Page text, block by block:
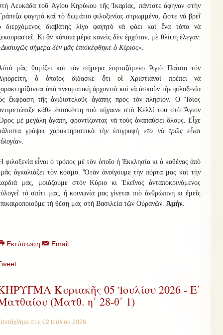
Λευκάδα τοῦ Ἁγίου Κηρύκου τῆς Ἰκαρίας, πάντοτε ἄφηναν στὴν
φαγητὸ καὶ τὸ δωμάτιο φιλοξενίας στρωμμένο, ὥστε νὰ βρεῖ
διερχόμενος διαβάτης λίγο φαγητὸ νὰ φάει καὶ ἕνα τόπο νὰ
Κι ἂν κάποια μέρα κανεὶς δὲν ἐρχόταν, μὲ θλίψη ἔλεγαν:
σήμερα δὲν μᾶς ἐπισκέφθηκε ὁ Κύριος».
μᾶς θυμίζει καὶ τὸν σήμερα ἑορταζόμενο Ἅγιὸ Παΐσιο τόν
ὁ ὁποῖος δίδασκε ὅτι οἱ Χριστιανοὶ πρέπει νὰ
ἀπὸ πνευματικὴ ἀρχοντιὰ καὶ νὰ ἀσκοῦν τὴν φιλοξενία
ἔκφραση τῆς ἀνιδιοτελοῦς ἀγάπης πρὸς τὸν πλησίον. Ὁ Ἴδιος
κάθε ἐπισκέπτη ποὺ πήγαινε στὸ Κελλί του στὸ Ἅγιον
μὲ μεγάλη ἀγάπη, φροντίζοντας νὰ τοὺς ἀναπαύσει ὅλους. Εἶχε
γράψει χαρακτηριστικὰ τὴν ἐπιγραφή«το νὰ τρῶς εἶναι
φιλοξενία εἶναι ὁ τρόπος μὲ τὸν ὁποῖο ἡ Ἐκκλησία κι ὁ καθένας ἀπὸ
ἀγκαλιάζει τὸν κόσμο. Ὅτὰν ἀνοίγουμε τὴν πόρτα μας καὶ τὴν
μας, μοιάζουμε στόν Κύριο κι Ἐκεῖνος ἀνταποκρινόμενος
τὸ σπίτι μας, ἡ κοινωνία μας γίνεται πιὸ ἀνθρώπινη κι ἐμεῖς
τὴ θέση μας στὴ Βασιλεία τῶν Οὐρανῶν. Ἀμήν.
Εκτύπωση Email
Κυριακῆς 05 Ἰουλίου 2026 - Ε΄
(Ματθ. η΄ 28-θ΄ 1)
στις 02 Ιουλίου 2026.